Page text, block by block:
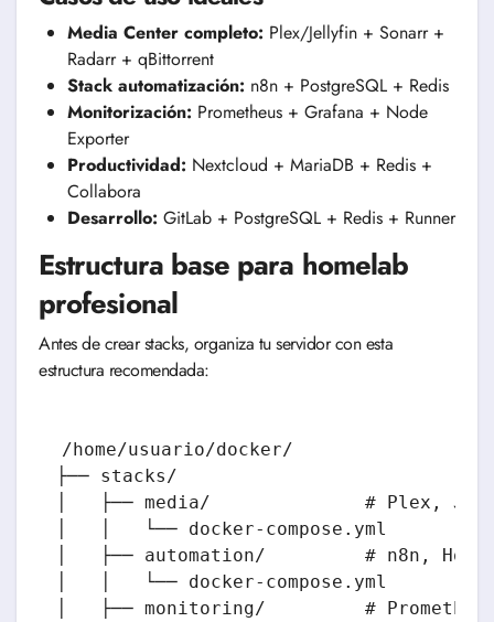
Media Center completo: Plex/Jellyfin + Sonarr +
Radarr + qBittorrent
Stack automatización: n8n + PostgreSQL + Redis
Monitorización: Prometheus + Grafana + Node
Exporter
Productividad: Nextcloud + MariaDB + Redis +
Collabora
Desarrollo: GitLab + PostgreSQL + Redis + Runner
Estructura base para homelab
profesional
Antes de crear stacks, organiza tu servidor con esta
estructura recomendada:
/home/usuario/docker/
├── stacks/
│   ├── media/              # Plex,
│   │   └── docker-compose.yml
│   ├── automation/         # n8n, Home
│   │   └── docker-compose.yml
│   ├── monitoring/         #